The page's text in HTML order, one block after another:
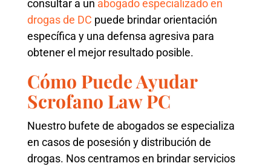
consultar a un abogado especializado en
drogas de DC puede brindar orientación
específica y una defensa agresiva para
obtener el mejor resultado posible.
Cómo Puede Ayudar
Scrofano Law PC
Nuestro bufete de abogados se especializa
en casos de posesión y distribución de
drogas. Nos centramos en brindar servicios